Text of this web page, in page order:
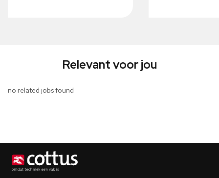
Relevant voor jou
no related jobs found